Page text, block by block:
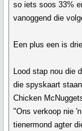
so iets soos 33%
vanoggend die
Een plus een is drie
Lood stap nou die
die spyskaart
Chicken
"Ons verkoop nie
tienermond agter